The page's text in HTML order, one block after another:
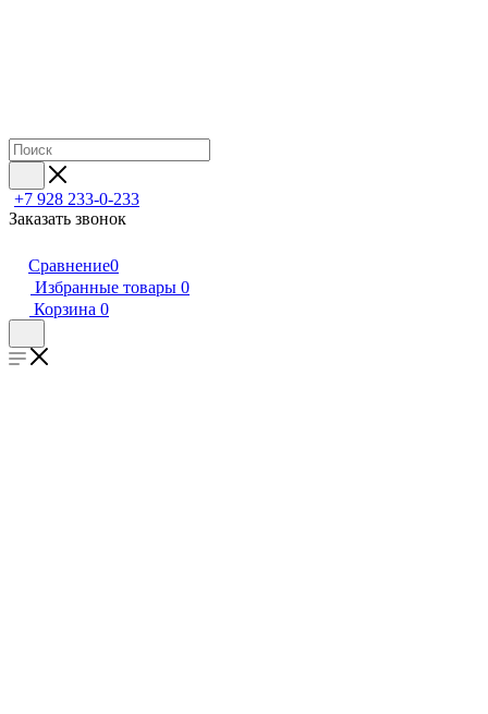
+7 928 233-0-233
Заказать звонок
Сравнение0
Избранные товары 0
Корзина 0